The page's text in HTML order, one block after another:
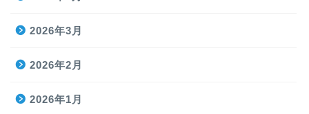
2026年3月
2026年2月
2026年1月